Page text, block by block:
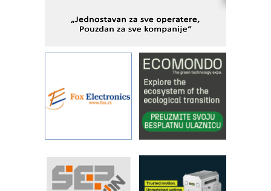
KIP KOP – napredna rešenja za
savremene industrijske i logističke
Alba d.o.o. – 35 godina preciznosti u
metrologiji i pametnim dozirnim
rešenjima
IBeRTIM - oprema za ispitivanje
STAUFF – Komponente koje
sistema
YAMADA pumpe – japanska
pouzdanost u transferu fluida